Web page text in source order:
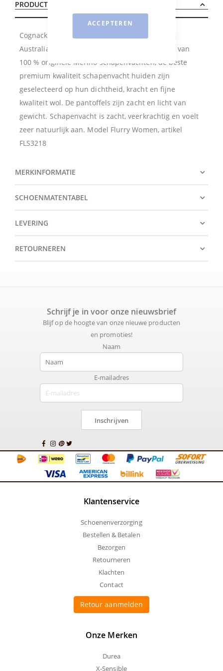
ACCEPTEREN
PRODUCTBESCHRIJVING
Cognackleurige dames pantoffel van Warmbat
Australia. Warmbat Australië maakt pantoffels van
100 % originele Merino schapenvachten, de beste
premium kwaliteit schapenvacht huiden zijn
geselecteerd op hun dichtheid, kracht en fijne
kwaliteit wol. De pantoffels zijn zacht en licht van
gewicht. Schapenvacht is zacht, veerkrachtig en voelt
zeer natuurlijk aan. Model Flurry Women, artikel
FLS3218
MERKINFORMATIE
SCHOENMATENTABEL
LEVERING
RETOURNEREN
Schrijf je in voor onze nieuwsbrief
Blijf op de hoogte van onze nieuwe producten
en promoties!
Naam
E-mailadres
Inschrijven
Klantenservice
Schoenenverzorging
Bestellen & Betalen
Bezorgen
Retourneren
Klachten
Contact
Retour aanmelden
Onze Merken
Durea
X-Sensible